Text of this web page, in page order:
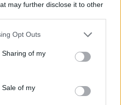
may further disclose it to other
app uses one or more Google
behaviour. You may click to
and its third-party tags to
purposes in below Google
Opt Outs
of my
of my
az
a kortárs
jelentik. A
védnökei Konyár
Péter zenész, színész,
Zoltán
és Török András